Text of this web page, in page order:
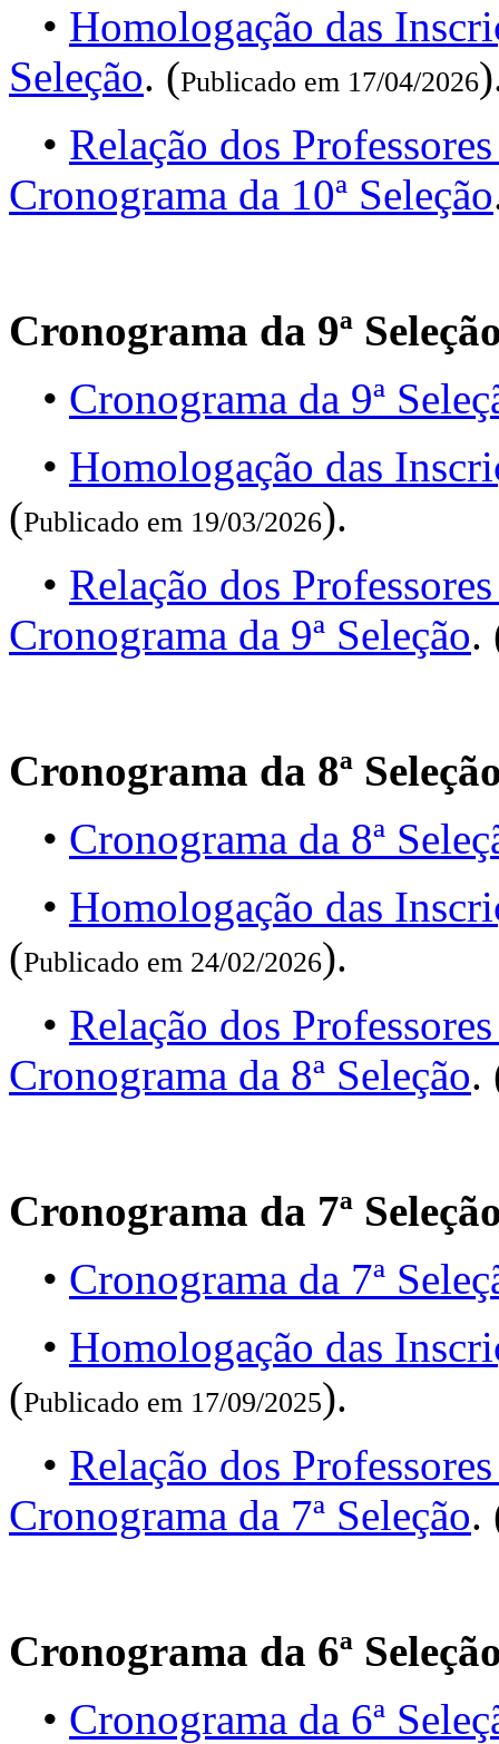
• Homologação das
Seleção. (Publicado em 17/04/2026
• Relação dos
Cronograma da 10ª Seleção
Cronograma da 9ª
• Cronograma da 9ª
• Homologação das
(Publicado em 19/03/2026).
• Relação dos
Cronograma da 9ª Seleção.
Cronograma da 8ª
• Cronograma da 8ª
• Homologação das
(Publicado em 24/02/2026).
• Relação dos
Cronograma da 8ª Seleção.
Cronograma da 7ª
• Cronograma da 7ª
• Homologação das
(Publicado em 17/09/2025).
• Relação dos
Cronograma da 7ª Seleção.
Cronograma da 6ª
• Cronograma da 6ª